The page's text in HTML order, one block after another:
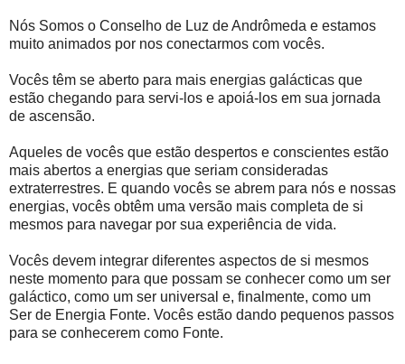
Nós Somos o Conselho de Luz de Andrômeda e estamos
muito animados por nos conectarmos com vocês.
Vocês têm se aberto para mais energias galácticas que
estão chegando para servi-los e apoiá-los em sua jornada
de ascensão.
Aqueles de vocês que estão despertos e conscientes estão
mais abertos a energias que seriam consideradas
extraterrestres. E quando vocês se abrem para nós e nossas
energias, vocês obtêm uma versão mais completa de si
mesmos para navegar por sua experiência de vida.
Vocês devem integrar diferentes aspectos de si mesmos
neste momento para que possam se conhecer como um ser
galáctico, como um ser universal e, finalmente, como um
Ser de Energia Fonte. Vocês estão dando pequenos passos
para se conhecerem como Fonte.